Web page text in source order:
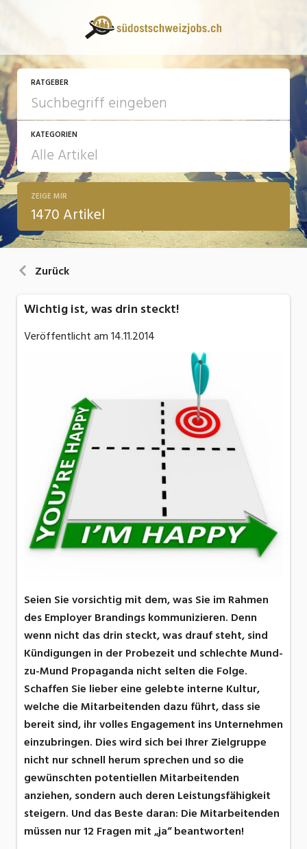
RATGEBER
KATEGORIEN
13 Fragen - 13 Antworten
Arbeit
ZEIGE MIR
1470 Artikel
Zurück
Wichtig ist, was drin steckt!
Veröffentlicht am14.11.2014
Seien Sie vorsichtig mit dem, was Sie im Rahmen
des Employer Brandings kommunizieren. Denn
wenn nicht das drin steckt, was drauf steht, sind
Kündigungen in der Probezeit und schlechte Mund-
zu-Mund Propaganda nicht selten die Folge.
Schaffen Sie lieber eine gelebte interne Kultur,
welche die Mitarbeitenden dazu führt, dass sie
bereit sind, ihr volles Engagement ins Unternehmen
einzubringen. Dies wird sich bei Ihrer Zielgruppe
nicht nur schnell herum sprechen und so die
gewünschten potentiellen Mitarbeitenden
anziehen, sondern auch deren Leistungsfähigkeit
steigern. Und das Beste daran: Die Mitarbeitenden
müssen nur 12 Fragen mit „ja“ beantworten!